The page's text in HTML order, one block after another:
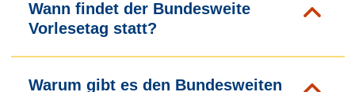
Wann findet der Bundesweite
Vorlesetag statt?
Warum gibt es den Bundesweiten